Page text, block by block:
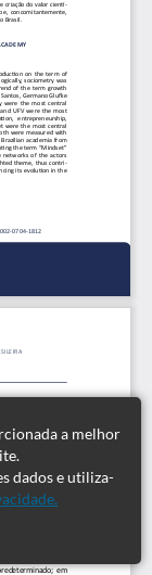
a melhor
dados e utiliza-